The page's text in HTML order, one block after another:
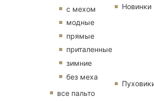
с мехом
модные
прямые
приталенные
зимние
без меха
все пальто
Новинки